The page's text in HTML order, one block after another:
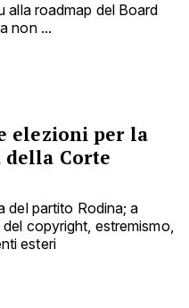
alla roadmap del Board
non ...
elezioni per la
della Corte
del partito Rodina; a
copyright, estremismo,
esteri